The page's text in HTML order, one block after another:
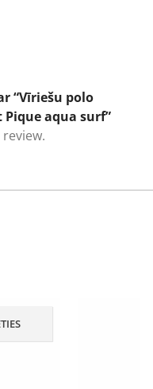
“Vīriešu polo
aqua surf”